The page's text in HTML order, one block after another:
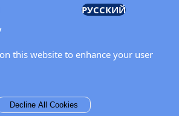
ассамблеей ОБСЕ
электронной почты для получения
РУССКИЙ
this website to enhance your user
Decline All Cookies